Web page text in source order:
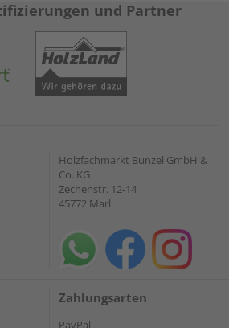
und Partner
Holzfachmarkt Bunzel GmbH &
Co. KG
Zechenstr. 12-14
45772 Marl
Zahlungsarten
PayPal